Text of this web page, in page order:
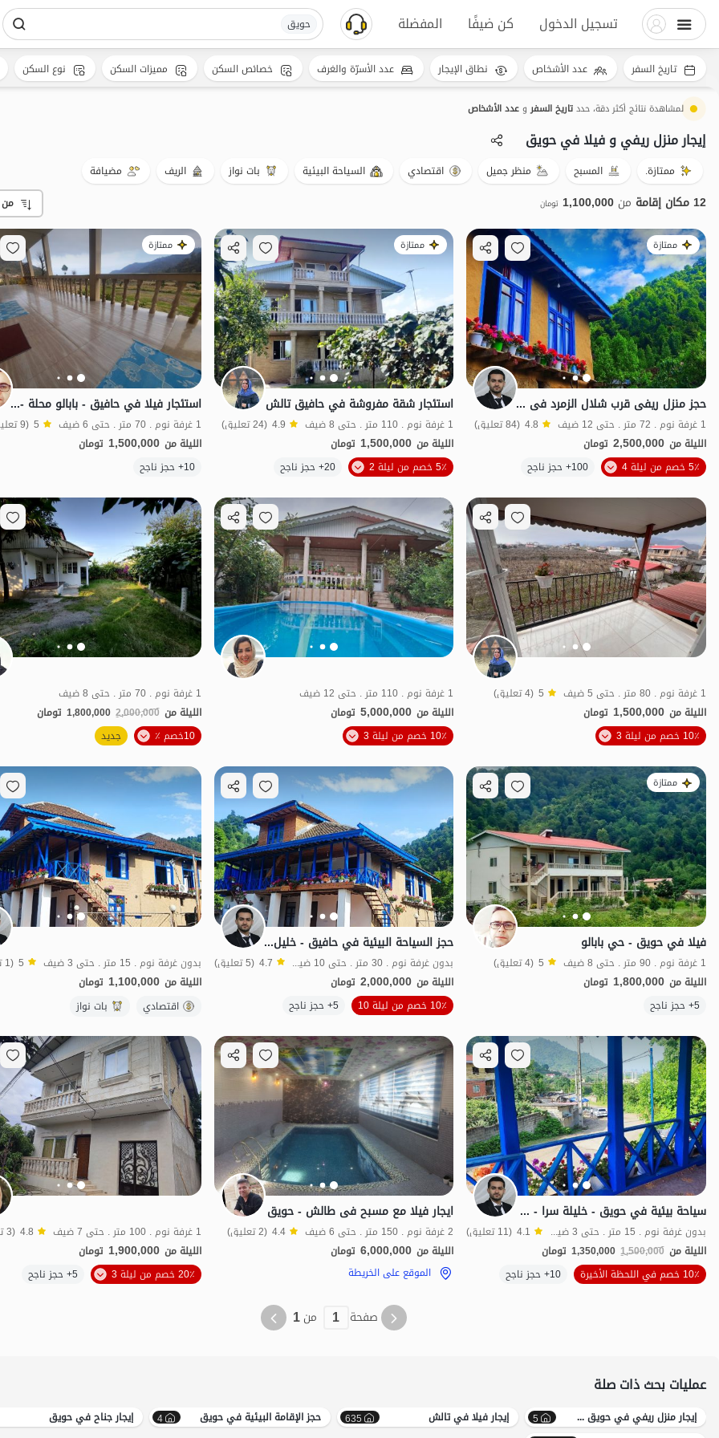
تسجيل الدخول كن ضيفًا المفضلة حویق
لمشاهدة نتائج أكثر دقة، حددتاريخ السفروعدد الأشخاص
إيجار منزل ريفي و فيلا في حویق
ممتازة. المسبح منظر جميل اقتصادي السياحة البيئية بات نواز الريف مضيافة
12 مكان إقامة من 1,100,000 تومان
ممتازة
حجز منزل ریفی قرب شلال الزمرد فی تالش
1 غرفة نوم . 72 متر . حتى 12 ضيف 4.8 (84 تعليق)
الليلة من 2,500,000 تومان
5٪ خصم من ليلة 4
100+ حجز ناجح منظر جميل خاص الموقع على الخريطة
ممتازة
استئجار شقة مفروشة في حافيق تالش
1 غرفة نوم . 110 متر . حتى 8 ضيف 4.9 (24 تعليق)
الليلة من 1,500,000 تومان
5٪ خصم من ليلة 2
20+ حجز ناجح اقتصادي
ممتازة
استئجار فيلا في حافيق - بابالو محلة - الوحدة 2
1 غرفة نوم . 70 متر . حتى 6 ضيف 5 (9 تعليق)
الليلة من 1,500,000 تومان
10+ حجز ناجح
1 غرفة نوم . 80 متر . حتى 5 ضيف 5 (4 تعليق)
الليلة من 1,500,000 تومان
10٪ خصم من ليلة 3
منظر جميل اقتصادي الموقع على الخريطة
1 غرفة نوم . 110 متر . حتى 12 ضيف
الليلة من 5,000,000 تومان
10٪ خصم من ليلة 3
الموقع على الخريطة
1 غرفة نوم . 70 متر . حتى 8 ضيف
الليلة من 2,000,000
1,800,000 تومان
10خصم ٪
جديد
ممتازة
فيلا في حويق - حي بابالو
1 غرفة نوم . 90 متر . حتى 8 ضيف 5 (4 تعليق)
الليلة من 1,800,000 تومان
5+ حجز ناجح
بات نواز الموقع على الخريطة
حجز السياحة البيئية في حافيق - خليل سارة - غرفة 1
بدون غرفة نوم . 30 متر . حتى 10 ضيف 4.7 (5 تعليق)
الليلة من 2,000,000 تومان
10٪ خصم من ليلة 10
5+ حجز ناجح الموقع على الخريطة
بدون غرفة نوم . 15 متر . حتى 3 ضيف 5 (1 تعليق)
الليلة من 1,100,000 تومان
اقتصادي
بات نواز
سياحة بيئية في حويق - خليلة سرا - غرفة 2 أو 3
بدون غرفة نوم . 15 متر . حتى 3 ضيف 4.1 (11 تعليق)
الليلة من 1,500,000
1,350,000 تومان
10٪ خصم في اللحظة الأخيرة
10+ حجز ناجح اقتصادي بات نواز الموقع على الخريطة
ایجار فیلا مع مسبح فی طالش - حویق
2 غرفة نوم . 150 متر . حتى 6 ضيف 4.4 (2 تعليق)
الليلة من 6,000,000 تومان
الموقع على الخريطة
1 غرفة نوم . 100 متر . حتى 7 ضيف 4.8 (3 تعليق)
الليلة من 1,900,000 تومان
20٪ خصم من ليلة 3
5+ حجز ناجح
صفحة 1 من1
عمليات بحث ذات صلة
إيجار منزل ريفي في حویق سعر معقول 5 إيجار فيلا في تالش 635 حجز الإقامة البيئية في حویق 4 إيجار جناح في حویق
تاريخ السفر عدد الأشخاص نطاق الإيجار عدد الأسرّة والغرف خصائص السكن مميزات السكن نوع السكن